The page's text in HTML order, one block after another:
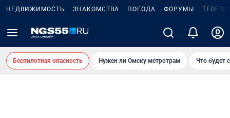
НЕДВИЖИМОСТЬ ЗНАКОМСТВА ПОГОДА ФОРУМЫ
Беспилотная опасность Нужен ли Омску метротрам Что будет